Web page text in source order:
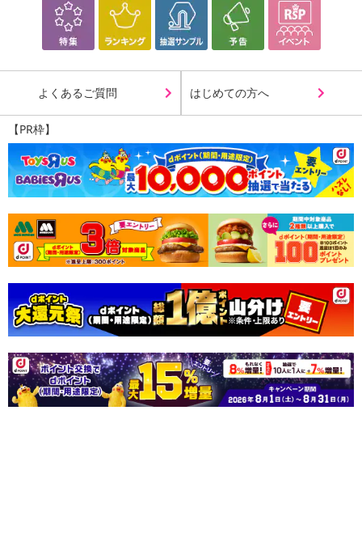
よくあるご質問 はじめての方へ
【PR枠】